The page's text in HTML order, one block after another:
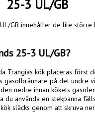
25-3 UL/GB
GB innehåller de lite
25-3 UL/GB?
Trangias kök placeras först
gasolbrännare på det undre
nedre innan kökets
du använda en stekpanna
släcks genom att skruva